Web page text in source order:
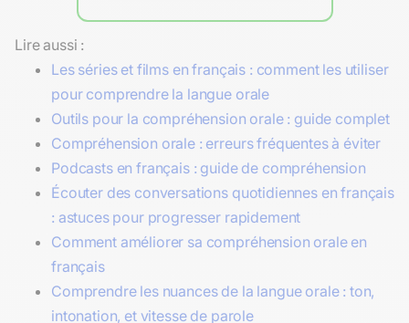
Lire aussi :
Les séries et films en français : comment les utiliser
pour comprendre la langue orale
Outils pour la compréhension orale : guide complet
Compréhension orale : erreurs fréquentes à éviter
Podcasts en français : guide de compréhension
Écouter des conversations quotidiennes en français
: astuces pour progresser rapidement
Comment améliorer sa compréhension orale en
français
Comprendre les nuances de la langue orale : ton,
intonation, et vitesse de parole